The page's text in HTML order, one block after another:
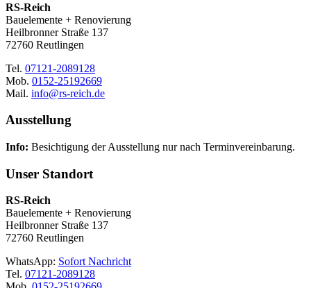
RS-Reich
Bauelemente + Renovierung
Heilbronner Straße 137
72760 Reutlingen
Tel. 07121-2089128
Mob. 0152-25192669
Mail. info@rs-reich.de
Ausstellung
Info: Besichtigung der Ausstellung nur nach Terminvereinbarung.
Unser Standort
RS-Reich
Bauelemente + Renovierung
Heilbronner Straße 137
72760 Reutlingen
WhatsApp: Sofort Nachricht
Tel. 07121-2089128